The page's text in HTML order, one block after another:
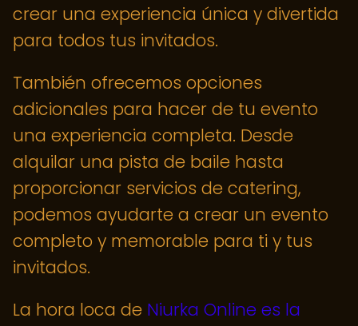
crear una experiencia única y divertida
para todos tus invitados.
También ofrecemos opciones
adicionales para hacer de tu evento
una experiencia completa. Desde
alquilar una pista de baile hasta
proporcionar servicios de catering,
podemos ayudarte a crear un evento
completo y memorable para ti y tus
invitados.
La hora loca de Niurka Online es la